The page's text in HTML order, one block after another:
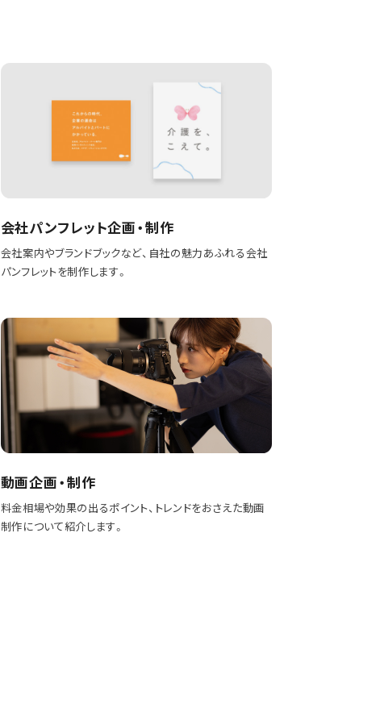
会社パンフレット企画・制作
会社案内やブランドブックなど、自社の魅力あふれる会社
パンフレットを制作します。
動画企画・制作
料金相場や効果の出るポイント、トレンドをおさえた動画
制作について紹介します。